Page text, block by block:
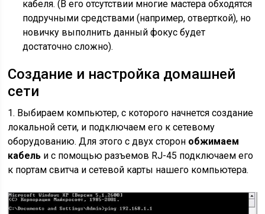
кабеля. (В его отсутствии многие мастера обходятся
подручными средствами (например, отверткой), но
новичку выполнить данный фокус будет
достаточно сложно).
Создание и настройка домашней
сети
1. Выбираем компьютер, с которого начнется создание
локальной сети, и подключаем его к сетевому
оборудованию. Для этого с двух сторон обжимаем
кабель и с помощью разъемов RJ-45 подключаем его
к портам свитча и сетевой карты нашего компьютера.